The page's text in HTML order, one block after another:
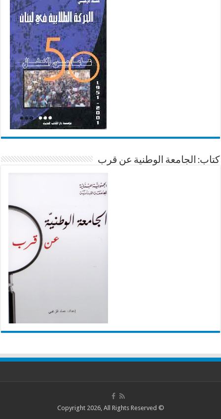
كتاب: الجامعة الوطنية عن قرب
© Copyright 2026, All Rights Reserved